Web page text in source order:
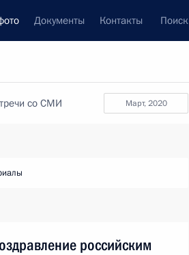
Документы Контакты Поиск
март, 2020
со СМИ
российским